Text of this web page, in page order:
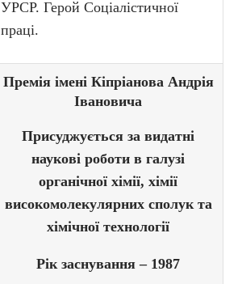
УРСР. Герой Соціалістичної
праці.
Премія імені Кіпріанова Андрія
Івановича
Присуджується за видатні
наукові роботи в галузі
органічної хімії, хімії
високомолекулярних сполук та
хімічної технології
Рік заснування – 1987